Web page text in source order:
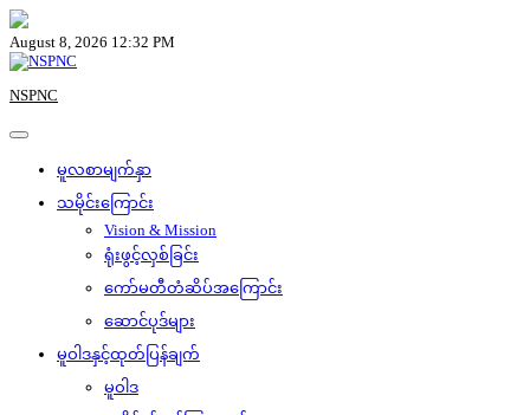
Skip
to
content
August 8, 2026 12:32 PM
NSPNC
မူလစာမျက်နှာ
သမိုင်းကြောင်း
Vision & Mission
ရုံးဖွင့်လှစ်ခြင်း
ကော်မတီတံဆိပ်အကြောင်း
ဆောင်ပုဒ်များ
မူဝါဒနှင့်ထုတ်ပြန်ချက်
မူဝါဒ